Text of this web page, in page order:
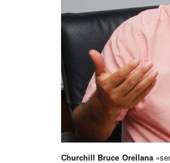
Churchill Bruce Orellana